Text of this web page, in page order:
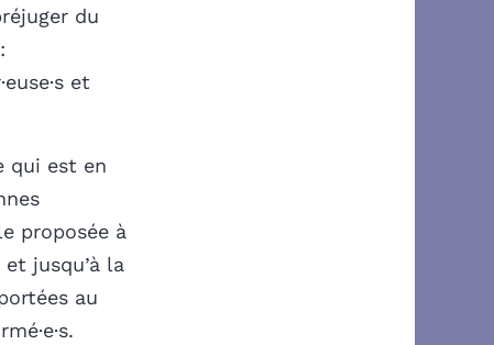
du
et
qui est en
proposée à
jusqu’à la
au